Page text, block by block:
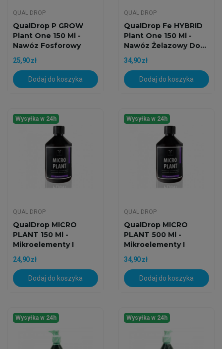
QUAL DROP
QualDrop P GROW
Plant One 150 Ml -
Nawóz Fosforowy
Do...
25,90 zł
Dodaj do koszyka
QUAL DROP
QualDrop Fe HYBRID
Plant One 150 Ml -
Nawóz Żelazowy Do...
34,90 zł
Dodaj do koszyka
Wysyłka w 24h
QUAL DROP
QualDrop MICRO
PLANT 150 Ml -
Mikroelementy I
Pierwiastki...
24,90 zł
Dodaj do koszyka
Wysyłka w 24h
QUAL DROP
QualDrop MICRO
PLANT 500 Ml -
Mikroelementy I
Pierwiastki...
34,90 zł
Dodaj do koszyka
Wysyłka w 24h Wysyłka w 24h